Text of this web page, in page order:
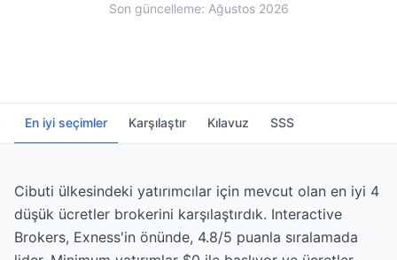
Son güncelleme: Ağustos 2026
En iyi seçimler Karşılaştır Kılavuz SSS
Cibuti ülkesindeki yatırımcılar için mevcut olan en iyi 4
düşük ücretler brokerini karşılaştırdık. Interactive
Brokers, Exness'in önünde, 4.8/5 puanla sıralamada